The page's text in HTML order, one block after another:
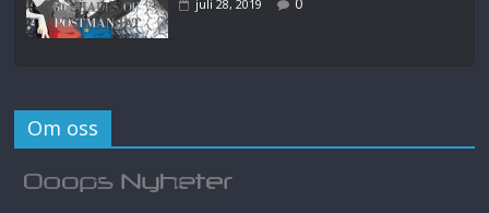
juli 28, 2019 0
Om oss